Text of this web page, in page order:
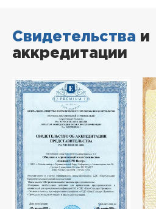
Свидетельства и
аккредитации